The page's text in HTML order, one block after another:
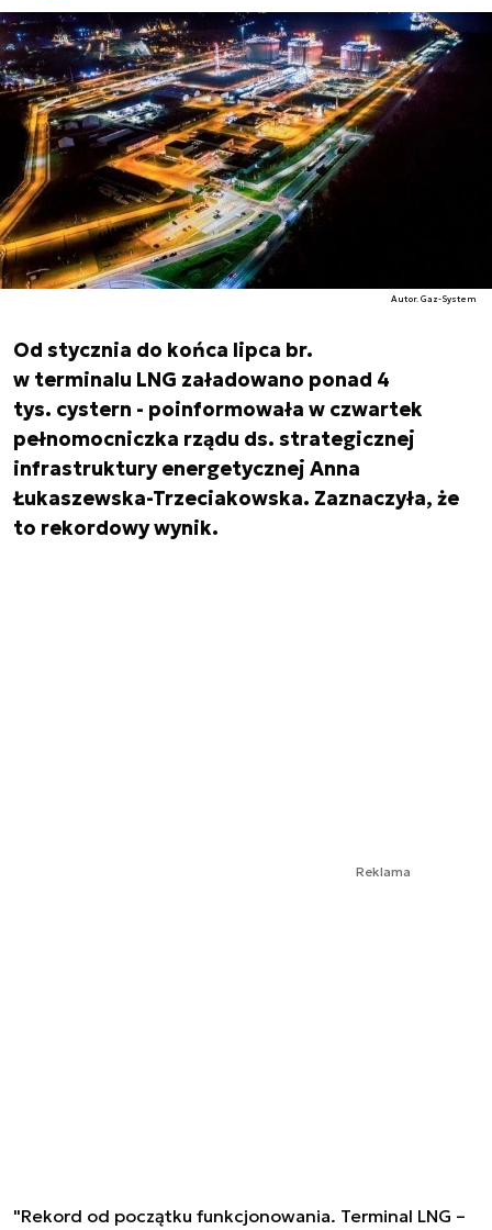
Autor. Gaz-System
Od stycznia do końca lipca br.
w terminalu LNG załadowano ponad 4
tys. cystern - poinformowała w czwartek
pełnomocniczka rządu ds. strategicznej
infrastruktury energetycznej Anna
Łukaszewska-Trzeciakowska. Zaznaczyła, że
to rekordowy wynik.
Reklama
"Rekord od początku funkcjonowania. Terminal LNG –